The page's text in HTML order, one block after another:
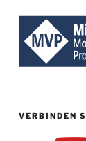
VERBINDEN